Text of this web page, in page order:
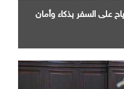
على السفر بذكاء وأمان